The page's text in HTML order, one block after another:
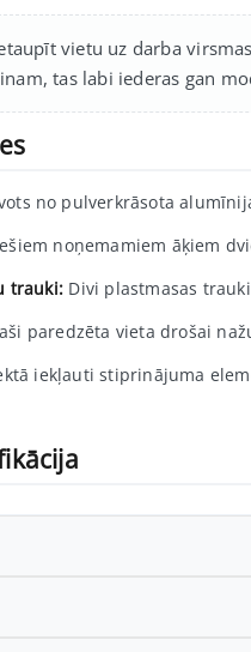
vietu uz darba
tas labi iederas gan
no pulverkrāsota
noņemamiem āķiem
trauki: Divi plastmasas
paredzēta vieta drošai
iekļauti stiprinājuma